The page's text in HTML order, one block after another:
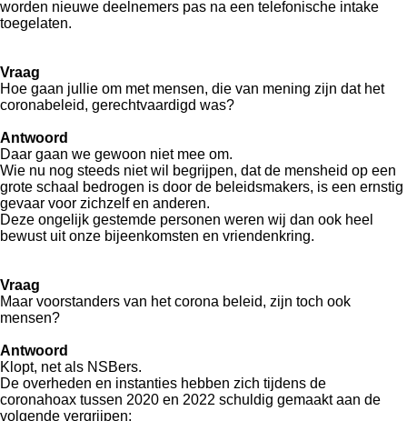
worden nieuwe deelnemers pas na een telefonische intake
toegelaten.
Vraag
Hoe gaan jullie om met mensen, die van mening zijn dat het
coronabeleid, gerechtvaardigd was?
Antwoord
Daar gaan we gewoon niet mee om.
Wie nu nog steeds niet wil begrijpen, dat de mensheid op een
grote schaal bedrogen is door de beleidsmakers, is een ernstig
gevaar voor zichzelf en anderen.
Deze ongelijk gestemde personen weren wij dan ook heel
bewust uit onze bijeenkomsten en vriendenkring.
Vraag
Maar voorstanders van het corona beleid, zijn toch ook
mensen?
Antwoord
Klopt, net als NSBers.
De overheden en instanties hebben zich tijdens de
coronahoax tussen 2020 en 2022 schuldig gemaakt aan de
volgende vergrijpen: